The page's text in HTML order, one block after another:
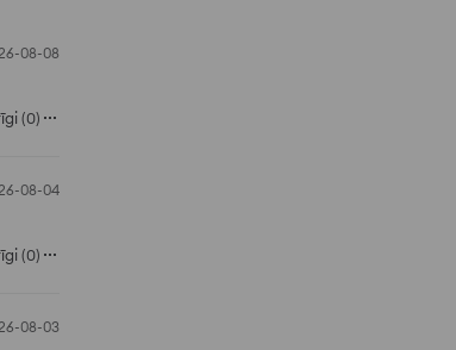
08-08
(0)
08-04
(0)
08-03